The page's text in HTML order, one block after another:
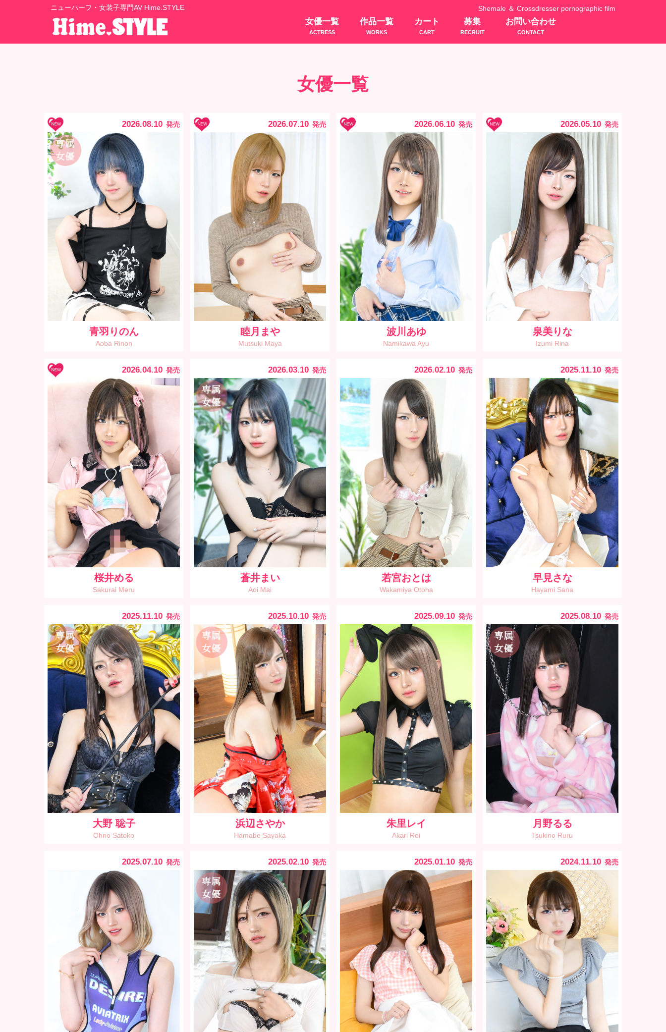
ニューハーフ・女装子専門AV Hime.STYLE Shemale ＆ Crossdresser pornographic film
女優一覧
ACTRESS
作品一覧
WORKS
カート
CART
募集
RECRUIT
お問い合わせ
CONTACT
女優一覧
2026.08.10 発売
青羽りのん
Aoba Rinon
2026.07.10 発売
睦月まや
Mutsuki Maya
2026.06.10 発売
波川あゆ
Namikawa Ayu
2026.05.10 発売
泉美りな
Izumi Rina
2026.04.10 発売
桜井める
Sakurai Meru
2026.03.10 発売
蒼井まい
Aoi Mai
2026.02.10 発売
若宮おとは
Wakamiya Otoha
2025.11.10 発売
早見さな
Hayami Sana
2025.11.10 発売
大野 聡子
Ohno Satoko
2025.10.10 発売
浜辺さやか
Hamabe Sayaka
2025.09.10 発売
朱里レイ
Akari Rei
2025.08.10 発売
月野るる
Tsukino Ruru
2025.07.10 発売 2025.02.10 発売 2025.01.10 発売 2024.11.10 発売